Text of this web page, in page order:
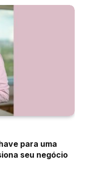
para uma
seu negócio